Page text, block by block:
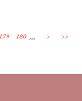
180 ... > >>